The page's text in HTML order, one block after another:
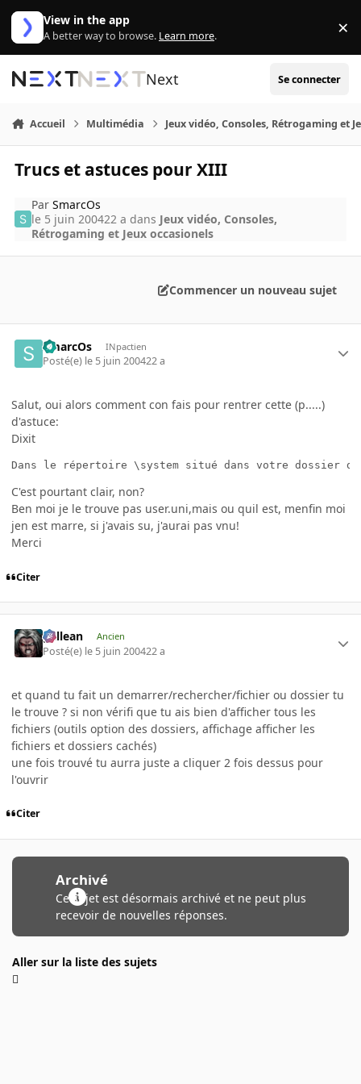
Aller au contenu
View in the app
A better way to browse. Learn more. ×
Next Se connecter
Accueil Multimédia Jeux vidéo, Consoles, Rétrogaming et
Trucs et astuces pour XIII
ParSmarcOs
le 5 juin 200422 a dans Jeux vidéo, Consoles,
Rétrogaming et Jeux occasionels
Commencer un nouveau sujet
SmarcOs INpactien
Posté(e) le 5 juin 200422 a
Salut, oui alors comment con fais pour rentrer cette (p.....)
d'astuce:
Dixit
Dans le répertoire \system situé dans votre dossier
C'est pourtant clair, non?
Ben moi je le trouve pas user.uni,mais ou quil est, menfin moi
jen est marre, si j'avais su, j'aurai pas vnu!
Merci
Citer
gallean Ancien
Posté(e) le 5 juin 200422 a
et quand tu fait un demarrer/rechercher/fichier ou dossier tu
le trouve ? si non vérifi que tu ais bien d'afficher tous les
fichiers (outils option des dossiers, affichage afficher les
fichiers et dossiers cachés)
une fois trouvé tu aurra juste a cliquer 2 fois dessus pour
l'ouvrir
Citer
Archivé
Ce sujet est désormais archivé et ne peut plus
recevoir de nouvelles réponses.
Aller sur la liste des sujets